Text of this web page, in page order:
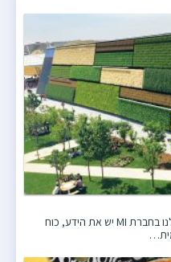
עיצוב תדמית אפקטיבית וחיובית לעסק לנו בחברת MI יש את הידע, כוח